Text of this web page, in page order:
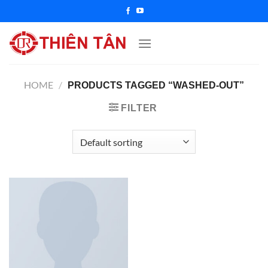
đến
nội
dung
HOME / PRODUCTS TAGGED “WASHED-OUT”
FILTER